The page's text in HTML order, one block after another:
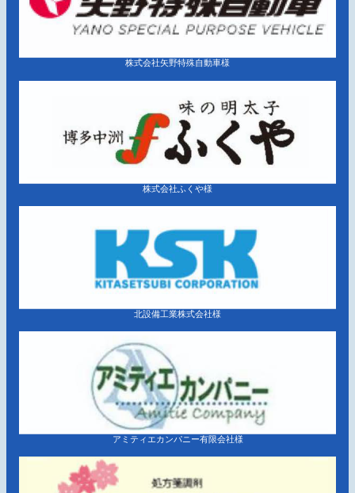
株式会社矢野特殊自動車様
株式会社ふくや様
北設備工業株式会社様
アミティエカンパニー有限会社様